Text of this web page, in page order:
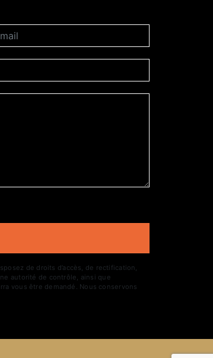
de droits d’accès, de rectification,
autorité de contrôle, ainsi que
vous être demandé. Nous conservons